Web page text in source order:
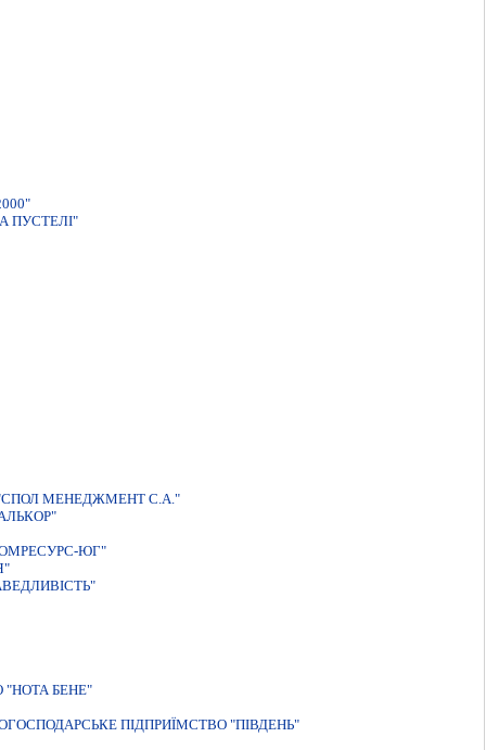
ПУСТЕЛІ"
МЕНЕДЖМЕНТ С.А."
ЮГ"
БЕНЕ"
ПIДПРИЇМСТВО "ПIВДЕНЬ"